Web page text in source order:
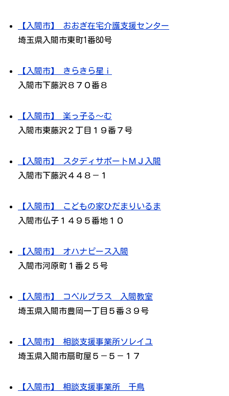
【入間市】 おおぎ在宅介護支援センター
埼玉県入間市東町1番80号
【入間市】 きらきら星ｉ
入間市下藤沢８７０番８
【入間市】 楽っ子る～む
入間市東藤沢２丁目１９番７号
【入間市】 スタディサポートＭＪ入間
入間市下藤沢４４８－１
【入間市】 こどもの家ひだまりいるま
入間市仏子１４９５番地１０
【入間市】 オハナピース入間
入間市河原町１番２５号
【入間市】 コペルプラス 入間教室
埼玉県入間市豊岡一丁目５番３９号
【入間市】 相談支援事業所ソレイユ
埼玉県入間市扇町屋５－５－１７
【入間市】 相談支援事業所 千鳥